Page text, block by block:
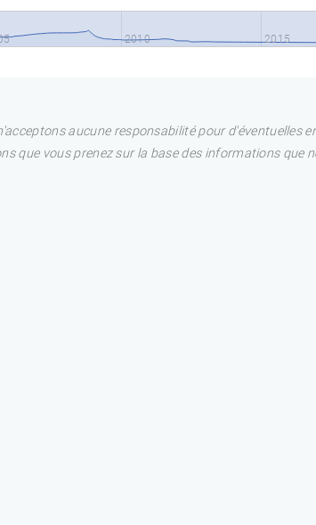
2010 2015
aucune responsabilité pour d'éventuelles
que vous prenez sur la base des informations